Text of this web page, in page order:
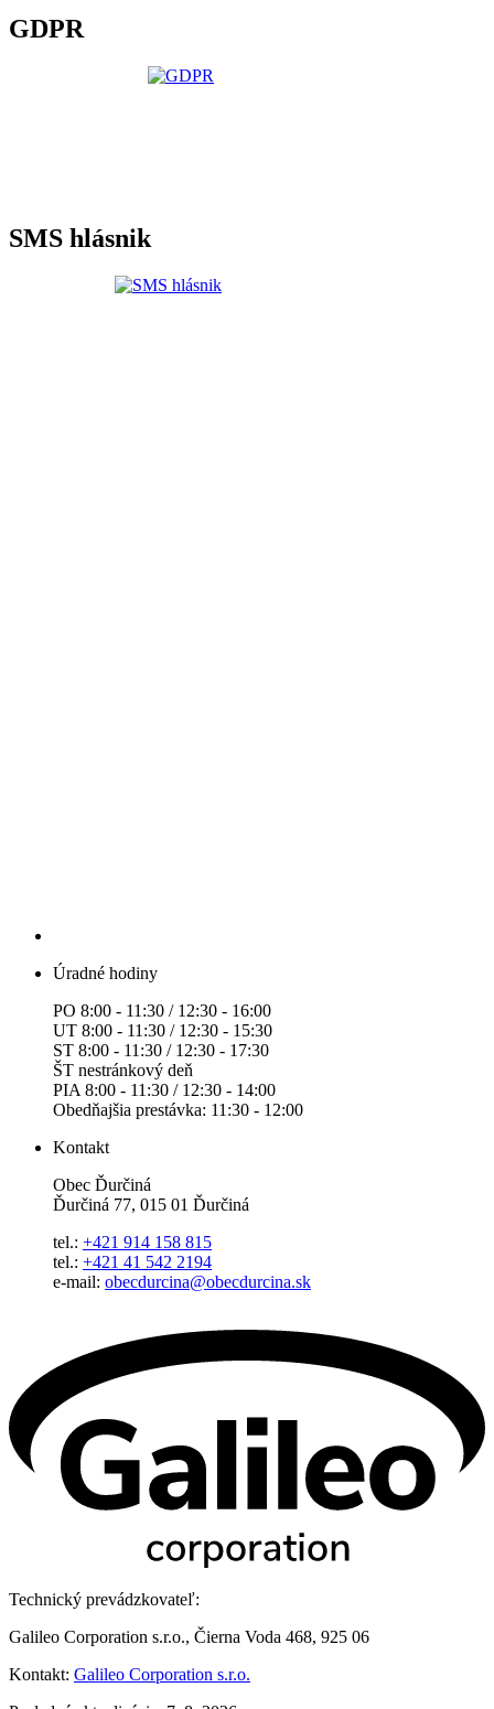
GDPR
SMS hlásnik
Úradné hodiny
PO 8:00 - 11:30 / 12:30 - 16:00
UT 8:00 - 11:30 / 12:30 - 15:30
ST 8:00 - 11:30 / 12:30 - 17:30
ŠT nestránkový deň
PIA 8:00 - 11:30 / 12:30 - 14:00
Obedňajšia prestávka: 11:30 - 12:00
Kontakt
Obec Ďurčiná
Ďurčiná 77, 015 01 Ďurčiná
tel.: +421 914 158 815
tel.: +421 41 542 2194
e-mail: obecdurcina@obecdurcina.sk
Technický prevádzkovateľ:
Galileo Corporation s.r.o., Čierna Voda 468, 925 06
Kontakt: Galileo Corporation s.r.o.